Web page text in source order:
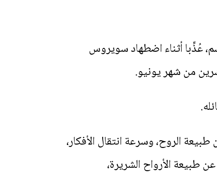
عُذِّبا أثناء اضطهاد سويروس
عن طبيعة الروح، وسرعة انتقال الأفكار،
طبيعة الأرواح الشريرة،